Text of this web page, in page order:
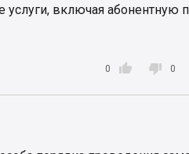
включая абонентную

0  0